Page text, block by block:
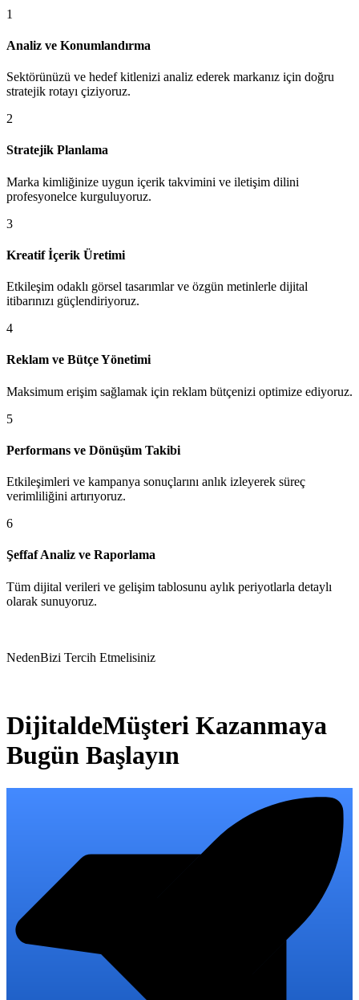
1
Analiz ve Konumlandırma
Sektörünüzü ve hedef kitlenizi analiz ederek markanız için doğru
stratejik rotayı çiziyoruz.
2
Stratejik Planlama
Marka kimliğinize uygun içerik takvimini ve iletişim dilini
profesyonelce kurguluyoruz.
3
Kreatif İçerik Üretimi
Etkileşim odaklı görsel tasarımlar ve özgün metinlerle dijital
itibarınızı güçlendiriyoruz.
4
Reklam ve Bütçe Yönetimi
Maksimum erişim sağlamak için reklam bütçenizi optimize ediyoruz.
5
Performans ve Dönüşüm Takibi
Etkileşimleri ve kampanya sonuçlarını anlık izleyerek süreç
verimliliğini artırıyoruz.
6
Şeffaf Analiz ve Raporlama
Tüm dijital verileri ve gelişim tablosunu aylık periyotlarla detaylı
olarak sunuyoruz.
NedenBizi Tercih Etmelisiniz
DijitaldeMüşteri Kazanmaya
Bugün Başlayın